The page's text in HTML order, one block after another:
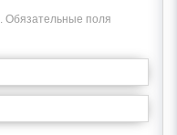
Обязательные поля